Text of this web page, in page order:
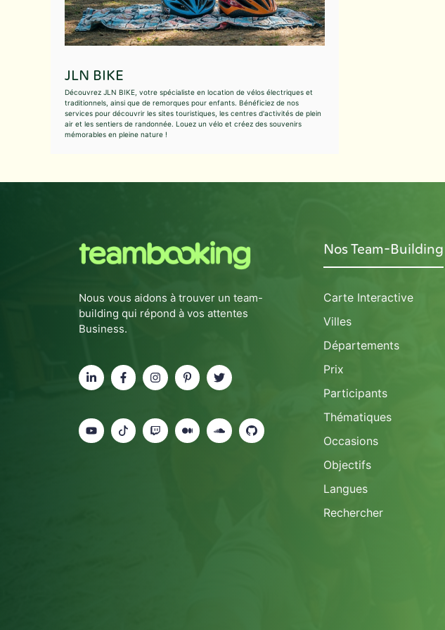
JLN BIKE
Découvrez JLN BIKE, votre spécialiste en location de vélos électriques et
traditionnels, ainsi que de remorques pour enfants. Bénéficiez de nos
services pour découvrir les sites touristiques, les centres d'activités de plein
air et les sentiers de randonnée. Louez un vélo et créez des souvenirs
mémorables en pleine nature !
Nous vous aidons à trouver un team-
building qui répond à vos attentes
Business.
Nos Team-Building
Carte Interactive
Villes
Départements
Prix
Participants
Thématiques
Occasions
Objectifs
Langues
Rechercher